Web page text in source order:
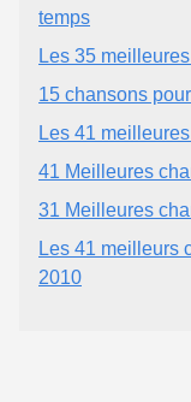
temps
Les 35
15 chansons
Les 41
41 Meilleures
31 Meilleures
Les 41 meilleurs
2010